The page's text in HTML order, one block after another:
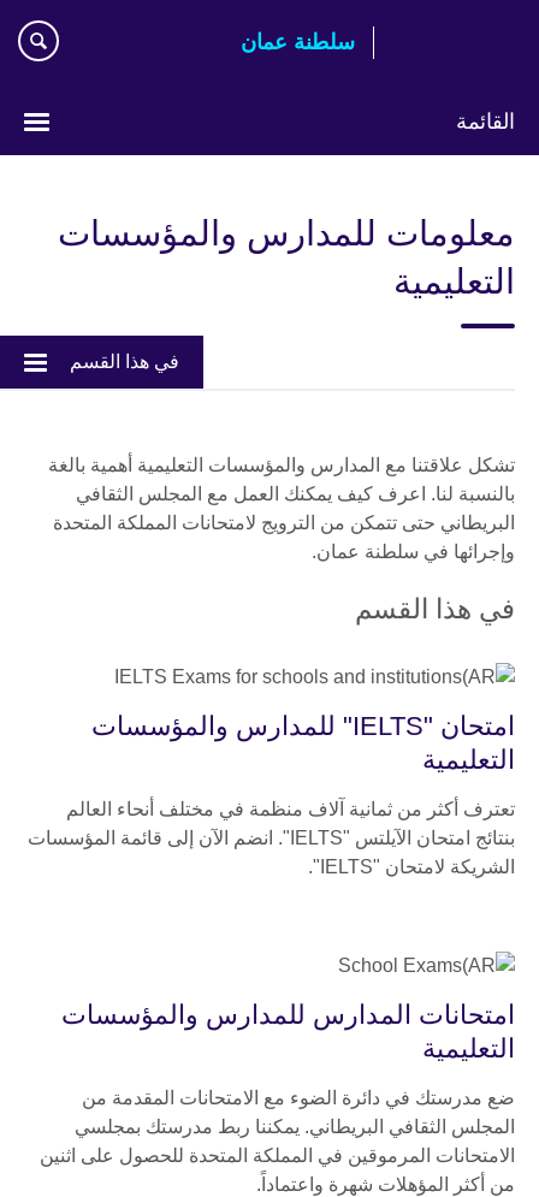
سلطنة عمان
القائمة
معلومات للمدارس والمؤسسات
التعليمية
في هذا القسم
تشكل علاقتنا مع المدارس والمؤسسات التعليمية أهمية بالغة
بالنسبة لنا. اعرف كيف يمكنك العمل مع المجلس الثقافي
البريطاني حتى تتمكن من الترويج لامتحانات المملكة المتحدة
وإجرائها في سلطنة عمان.
في هذا القسم
امتحان "IELTS" للمدارس والمؤسسات
التعليمية
تعترف أكثر من ثمانية آلاف منظمة في مختلف أنحاء العالم
بنتائج امتحان الآيلتس "IELTS". انضم الآن إلى قائمة المؤسسات
الشريكة لامتحان "IELTS".
امتحانات المدارس للمدارس والمؤسسات
التعليمية
ضع مدرستك في دائرة الضوء مع الامتحانات المقدمة من
المجلس الثقافي البريطاني. يمكننا ربط مدرستك بمجلسي
الامتحانات المرموقين في المملكة المتحدة للحصول على اثنين
من أكثر المؤهلات شهرة واعتماداً.